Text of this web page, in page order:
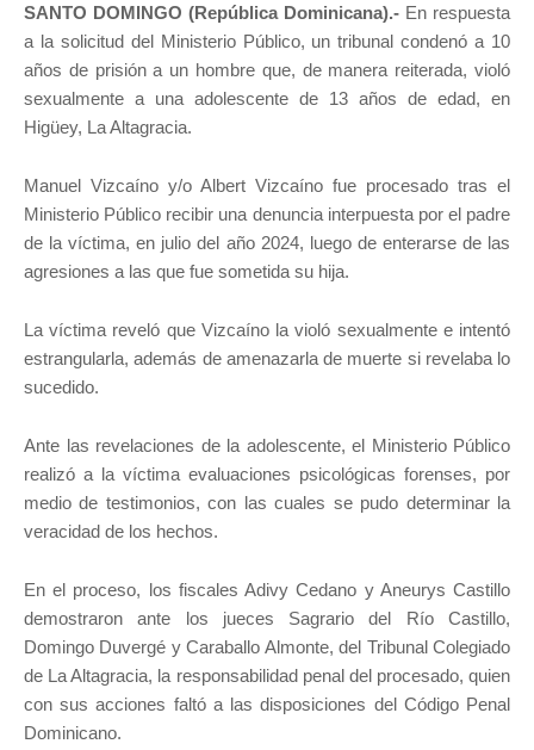
SANTO DOMINGO (República Dominicana).- En respuesta
a la solicitud del Ministerio Público, un tribunal condenó a 10
años de prisión a un hombre que, de manera reiterada, violó
sexualmente a una adolescente de 13 años de edad, en
Higüey, La Altagracia.
Manuel Vizcaíno y/o Albert Vizcaíno fue procesado tras el
Ministerio Público recibir una denuncia interpuesta por el padre
de la víctima, en julio del año 2024, luego de enterarse de las
agresiones a las que fue sometida su hija.
La víctima reveló que Vizcaíno la violó sexualmente e intentó
estrangularla, además de amenazarla de muerte si revelaba lo
sucedido.
Ante las revelaciones de la adolescente, el Ministerio Público
realizó a la víctima evaluaciones psicológicas forenses, por
medio de testimonios, con las cuales se pudo determinar la
veracidad de los hechos.
En el proceso, los fiscales Adivy Cedano y Aneurys Castillo
demostraron ante los jueces Sagrario del Río Castillo,
Domingo Duvergé y Caraballo Almonte, del Tribunal Colegiado
de La Altagracia, la responsabilidad penal del procesado, quien
con sus acciones faltó a las disposiciones del Código Penal
Dominicano.